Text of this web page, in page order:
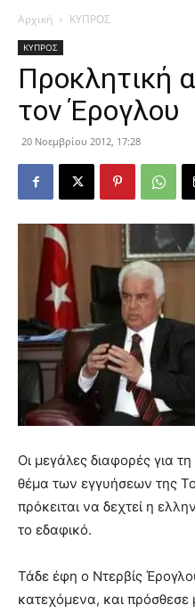
Αρχική ΚΥΠΡΟΣ
ΚΥΠΡΟΣ
Προκλητική
τον Έρογλου
20 Νοεμβρίου 2012, 17:28
Οι μεγάλες διαφορές για
θέμα των εγγυήσεων της
πρόκειται να δεχτεί η
το εδαφικό.
Τάδε έφη ο Ντερβίς
κατεχόμενα, και πρόσθεσε